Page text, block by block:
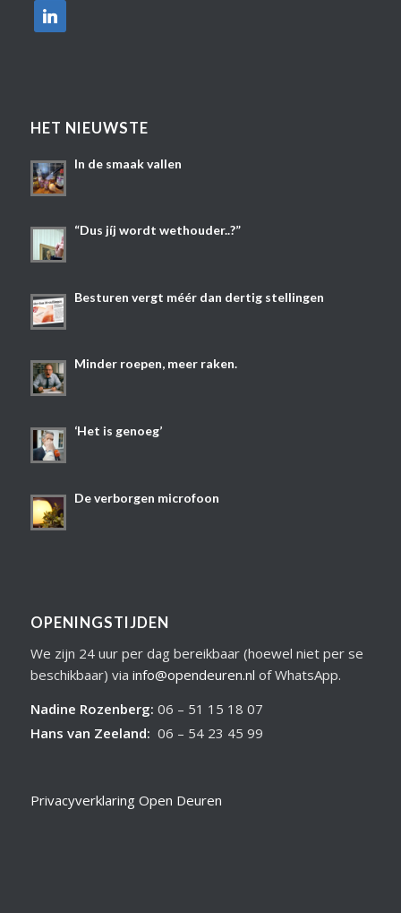
linkedin
HET NIEUWSTE
In de smaak vallen
“Dus jíj wordt wethouder..?”
Besturen vergt méér dan dertig stellingen
Minder roepen, meer raken.
‘Het is genoeg’
De verborgen microfoon
OPENINGSTIJDEN
We zijn 24 uur per dag bereikbaar (hoewel niet per se
beschikbaar) via info@opendeuren.nl of WhatsApp.
Nadine Rozenberg: 06 – 51 15 18 07
Hans van Zeeland: 06 – 54 23 45 99
Privacyverklaring Open Deuren